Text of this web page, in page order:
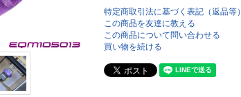
特定商取引法に基づく表記（返品等）
この商品を友達に教える
この商品について問い合わせる
買い物を続ける